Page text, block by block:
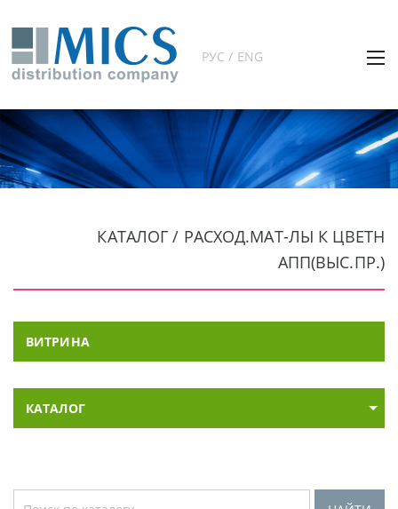
РУС / ENG
КАТАЛОГ / РАСХОД.МАТ-ЛЫ К ЦВЕТН
АПП(ВЫС.ПР.)
ВИТРИНА
КАТАЛОГ